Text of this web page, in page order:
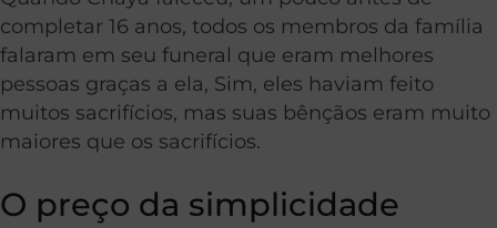
completar 16 anos, todos os membros da família
falaram em seu funeral que eram melhores
pessoas graças a ela, Sim, eles haviam feito
muitos sacrifícios, mas suas bênçãos eram muito
maiores que os sacrifícios.
O preço da simplicidade